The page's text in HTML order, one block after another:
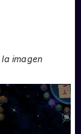
imagen